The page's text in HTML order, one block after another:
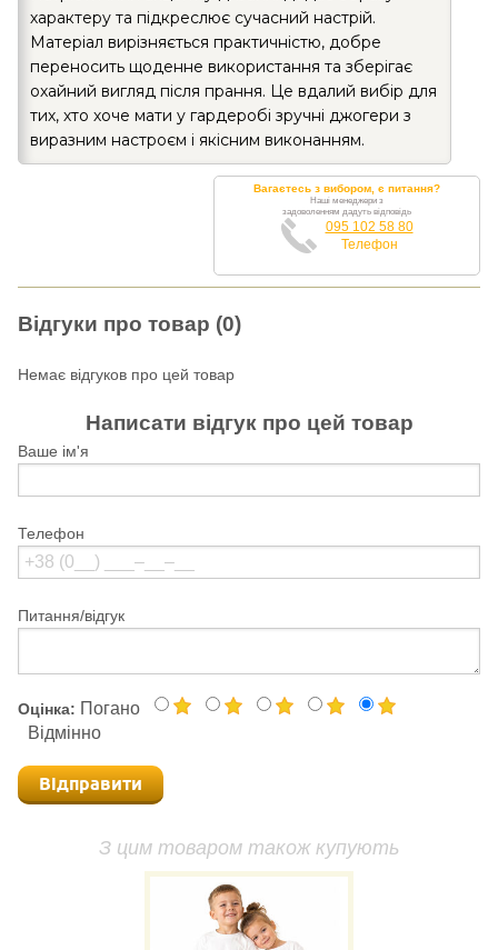
характеру та підкреслює сучасний настрій.
Матеріал вирізняється практичністю, добре
переносить щоденне використання та зберігає
охайний вигляд після прання. Це вдалий вибір для
тих, хто хоче мати у гардеробі зручні джогери з
виразним настроєм і якісним виконанням.
Вагаєтесь з вибором, є питання?
Наші менеджери з
задоволенням дадуть відповідь
095 102 58 80
Телефон
Відгуки про товар (0)
Немає відгуков про цей товар
Написати відгук про цей товар
Ваше ім'я
Телефон
Питання/відгук
Оцінка: Погано
Відмінно
Відправити
З цим товаром також купують